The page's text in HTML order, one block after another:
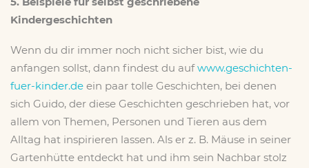
Kindergeschichten
Wenn du dir immer noch nicht sicher bist, wie du
anfangen sollst, dann findest du aufwww.geschichten-
fuer-kinder.de ein paar tolle Geschichten, bei denen
sich Guido, der diese Geschichten geschrieben hat, vor
allem von Themen, Personen und Tieren aus dem
Alltag hat inspirieren lassen. Als er z. B. Mäuse in seiner
Gartenhütte entdeckt hat und ihm sein Nachbar stolz